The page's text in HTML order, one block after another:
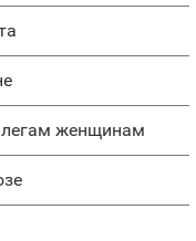
женщинам